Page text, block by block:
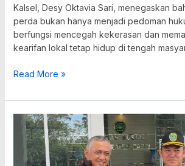
Kalsel, Desy Oktavia Sari, menegaskan
perda bukan hanya menjadi pedoman
berfungsi mencegah kekerasan dan
kearifan lokal tetap hidup di tengah
Read More »
Pemprov
Kalsel
Salurkan
Bantuan